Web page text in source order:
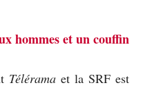
hommes et un couffin
Télérama et la SRF est